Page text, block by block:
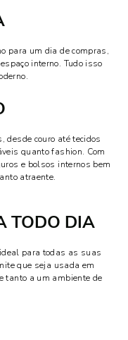
para um dia de compras,
interno. Tudo isso
desde couro até tecidos
quanto fashion. Com
e bolsos internos bem
atraente.
TODO DIA
para todas as suas
que seja usada em
tanto a um ambiente de